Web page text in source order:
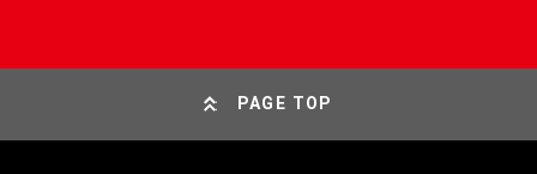
PAGE TOP